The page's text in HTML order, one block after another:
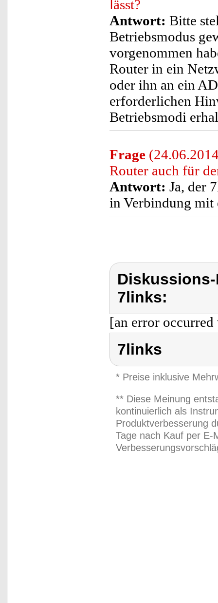
lässt?
Antwort: Bitte
Betriebsmodus
vorgenommen
Router in ein
oder ihn an ein
erforderlichen
Betriebsmodi
Frage
Router auch für
Antwort: Ja, der
in Verbindung mit
7links:
[an error
7links
* Preise inklusive
** Diese Meinung
kontinuierlich als
Produktverbesserung
Tage nach Kauf per E-